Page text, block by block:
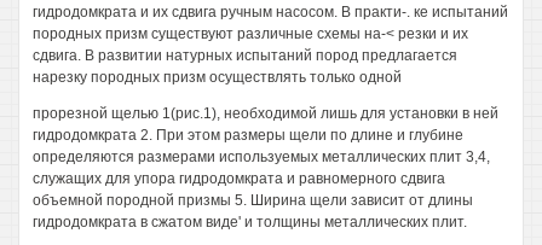
гидродомкрата и их сдвига ручным насосом. В практи-. ке испытаний
породных призм существуют различные схемы на-< резки и их
сдвига. В развитии натурных испытаний пород предлагается
нарезку породных призм осуществлять только одной
прорезной щелью 1(рис.1), необходимой лишь для установки в ней
гидродомкрата 2. При этом размеры щели по длине и глубине
определяются размерами используемых металлических плит 3,4,
служащих для упора гидродомкрата и равномерного сдвига
объемной породной призмы 5. Ширина щели зависит от длины
гидродомкрата в сжатом виде' и толщины металлических плит.